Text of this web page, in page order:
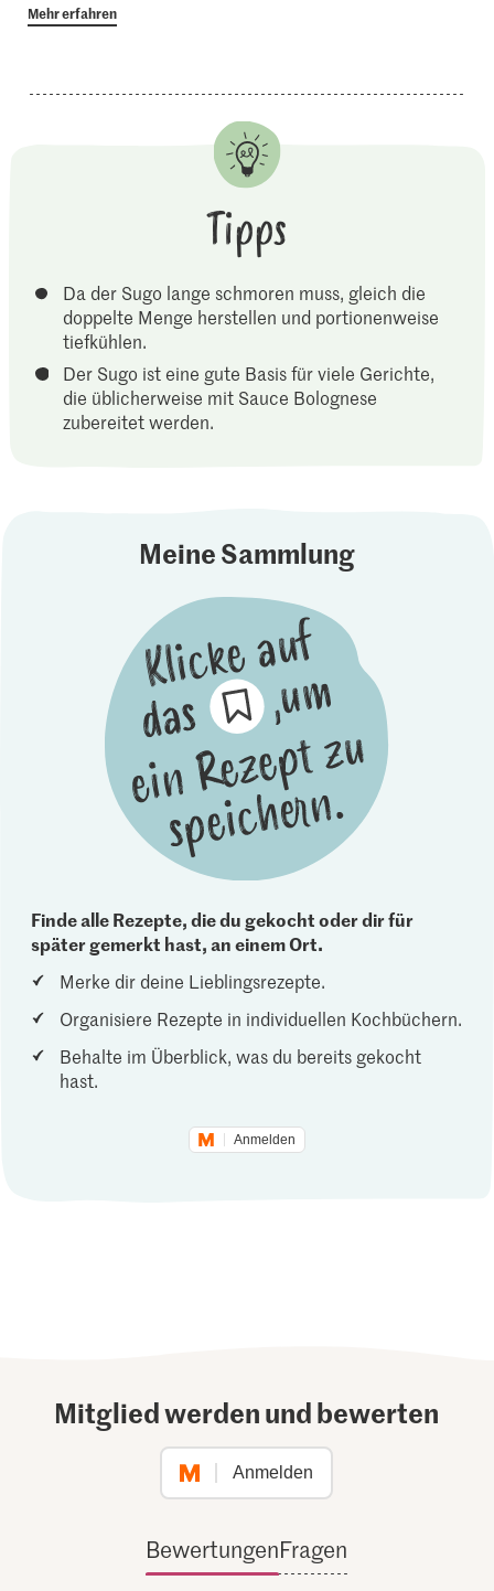
Mehr erfahren
Tipps
Da der Sugo lange schmoren muss, gleich die
doppelte Menge herstellen und portionenweise
tiefkühlen.
Der Sugo ist eine gute Basis für viele Gerichte,
die üblicherweise mit Sauce Bolognese
zubereitet werden.
Meine Sammlung
Finde alle Rezepte, die du gekocht oder dir für
später gemerkt hast, an einem Ort.
Merke dir deine Lieblingsrezepte.
Organisiere Rezepte in individuellen Kochbüchern.
Behalte im Überblick, was du bereits gekocht
hast.
Anmelden
Mitglied werden und bewerten
Anmelden
BewertungenFragen